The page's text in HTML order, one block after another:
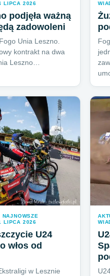
LIPCA 2026
podjęła ważną
zadowoleni
Unia Leszno.
kontrakt na dwa
Leszno…
NAJNOWSZE
LIPCA 2026
U24
włos od
w Lesznie